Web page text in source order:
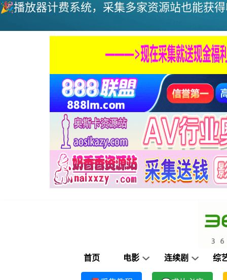
🎉播放器计费系统，采集多家资源站也能获
首页 电影 连续剧 综